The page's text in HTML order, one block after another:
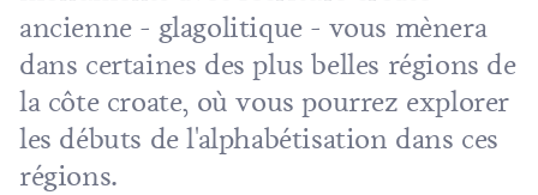
ancienne - glagolitique - vous mènera
dans certaines des plus belles régions de
la côte croate, où vous pourrez explorer
les débuts de l'alphabétisation dans ces
régions.